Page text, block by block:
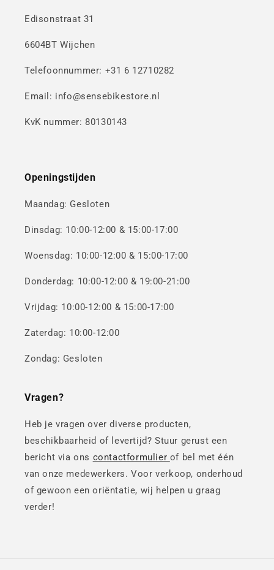
Edisonstraat 31
6604BT Wijchen
Telefoonnummer: +31 6 12710282
Email: info@sensebikestore.nl
KvK nummer: 80130143
Openingstijden
Maandag: Gesloten
Dinsdag: 10:00-12:00 & 15:00-17:00
Woensdag: 10:00-12:00 & 15:00-17:00
Donderdag: 10:00-12:00 & 19:00-21:00
Vrijdag: 10:00-12:00 & 15:00-17:00
Zaterdag: 10:00-12:00
Zondag: Gesloten
Vragen?
Heb je vragen over diverse producten,
beschikbaarheid of levertijd? Stuur gerust een
bericht via ons contactformulier of bel met één
van onze medewerkers. Voor verkoop, onderhoud
of gewoon een oriëntatie, wij helpen u graag
verder!